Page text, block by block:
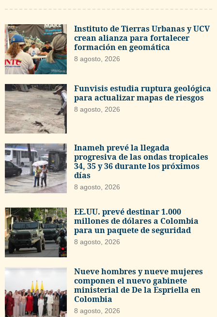
Instituto de Tierras Urbanas y UCV
crean alianza para fortalecer
formación en geomática
8 agosto, 2026
Funvisis estudia ruptura geológica
para actualizar mapas de riesgos
8 agosto, 2026
Inameh prevé la llegada
progresiva de las ondas tropicales
34, 35 y 36 durante los próximos
días
8 agosto, 2026
EE.UU. prevé destinar 1.000
millones de dólares a Colombia
para un paquete de seguridad
8 agosto, 2026
Nueve hombres y nueve mujeres
componen el nuevo gabinete
ministerial de De la Espriella en
Colombia
8 agosto, 2026